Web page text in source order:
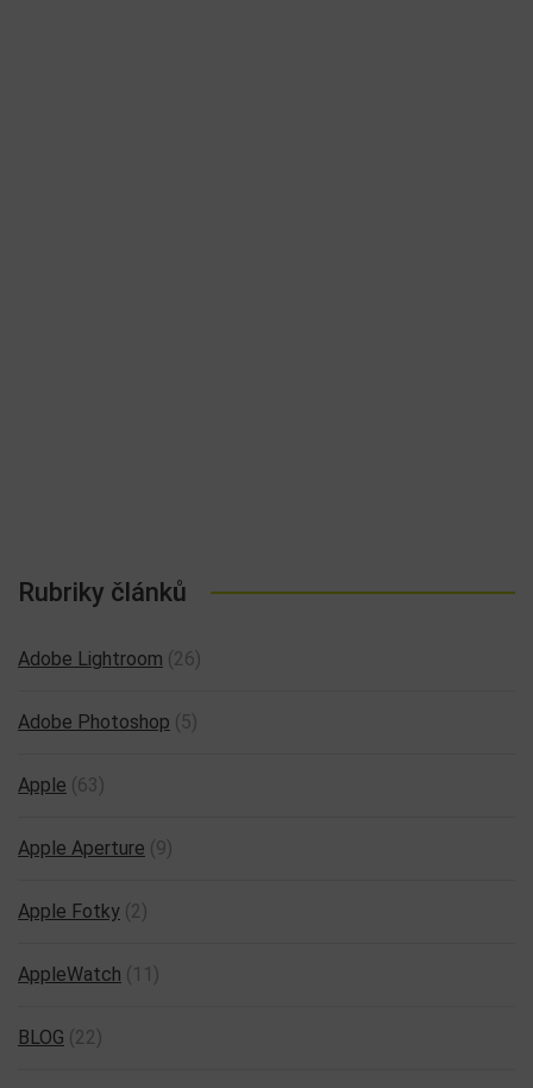
Rubriky článků
Adobe Lightroom (26)
Adobe Photoshop (5)
Apple (63)
Apple Aperture (9)
Apple Fotky (2)
AppleWatch (11)
BLOG (22)